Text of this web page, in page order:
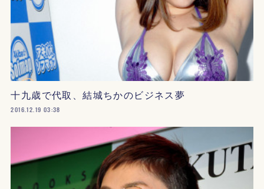
十九歳で代取、結城ちかのビジネス夢
2016.12.19 03:38